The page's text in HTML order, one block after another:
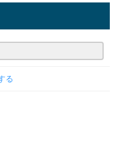
る